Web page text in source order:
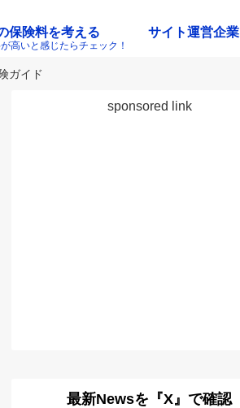
保険料を考える
高いと感じたらチェック！
サイト運営企業
ガイド
sponsored link
最新Newsを『X』で確認